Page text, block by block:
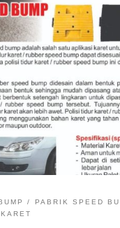
Karet Murah Lampung
Papua, Jual Speed Bump
bump karet
untuk membantu
pada kawasan yang
lebih tinggi. Harga
bagi […]
PABRIK SPEED